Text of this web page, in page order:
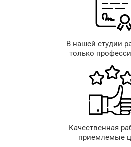
В нашей студии
только
Качественная
приемлемые